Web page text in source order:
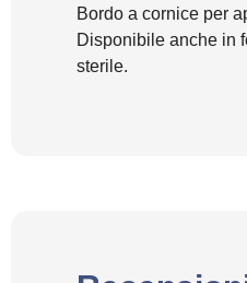
Bordo a cornice per
Disponibile anche in
sterile.